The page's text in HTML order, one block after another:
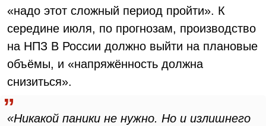
«надо этот сложный период пройти». К
середине июля, по прогнозам, производство
на НПЗ В России должно выйти на плановые
объёмы, и «напряжённость должна
снизиться».
«Никакой паники не нужно. Но и излишнего